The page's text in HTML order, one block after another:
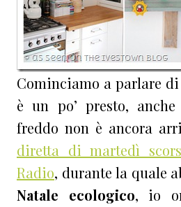
Cominciamo a parlare
è un po’ presto,
freddo non è ancora
diretta di martedì
Radio, durante la quale
Natale ecologico, io